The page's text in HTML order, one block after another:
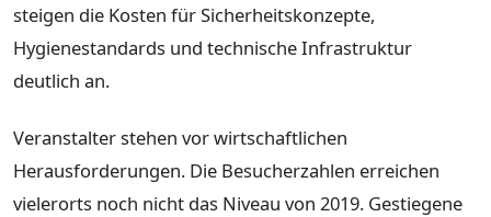
steigen die Kosten für Sicherheitskonzepte,
Hygienestandards und technische Infrastruktur
deutlich an.
Veranstalter stehen vor wirtschaftlichen
Herausforderungen. Die Besucherzahlen erreichen
vielerorts noch nicht das Niveau von 2019. Gestiegene